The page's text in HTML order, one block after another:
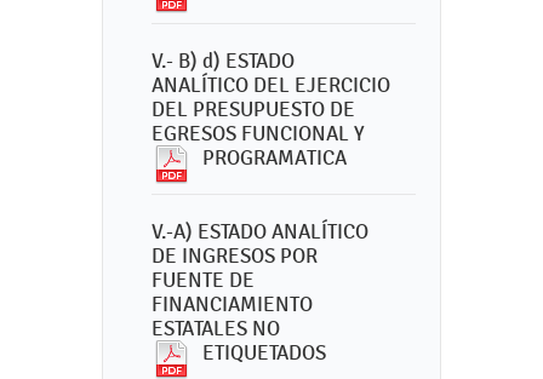
V.- B) d) ESTADO
ANALÍTICO DEL EJERCICIO
DEL PRESUPUESTO DE
EGRESOS FUNCIONAL Y
PROGRAMATICA
V.-A) ESTADO ANALÍTICO
DE INGRESOS POR
FUENTE DE
FINANCIAMIENTO
ESTATALES NO
ETIQUETADOS